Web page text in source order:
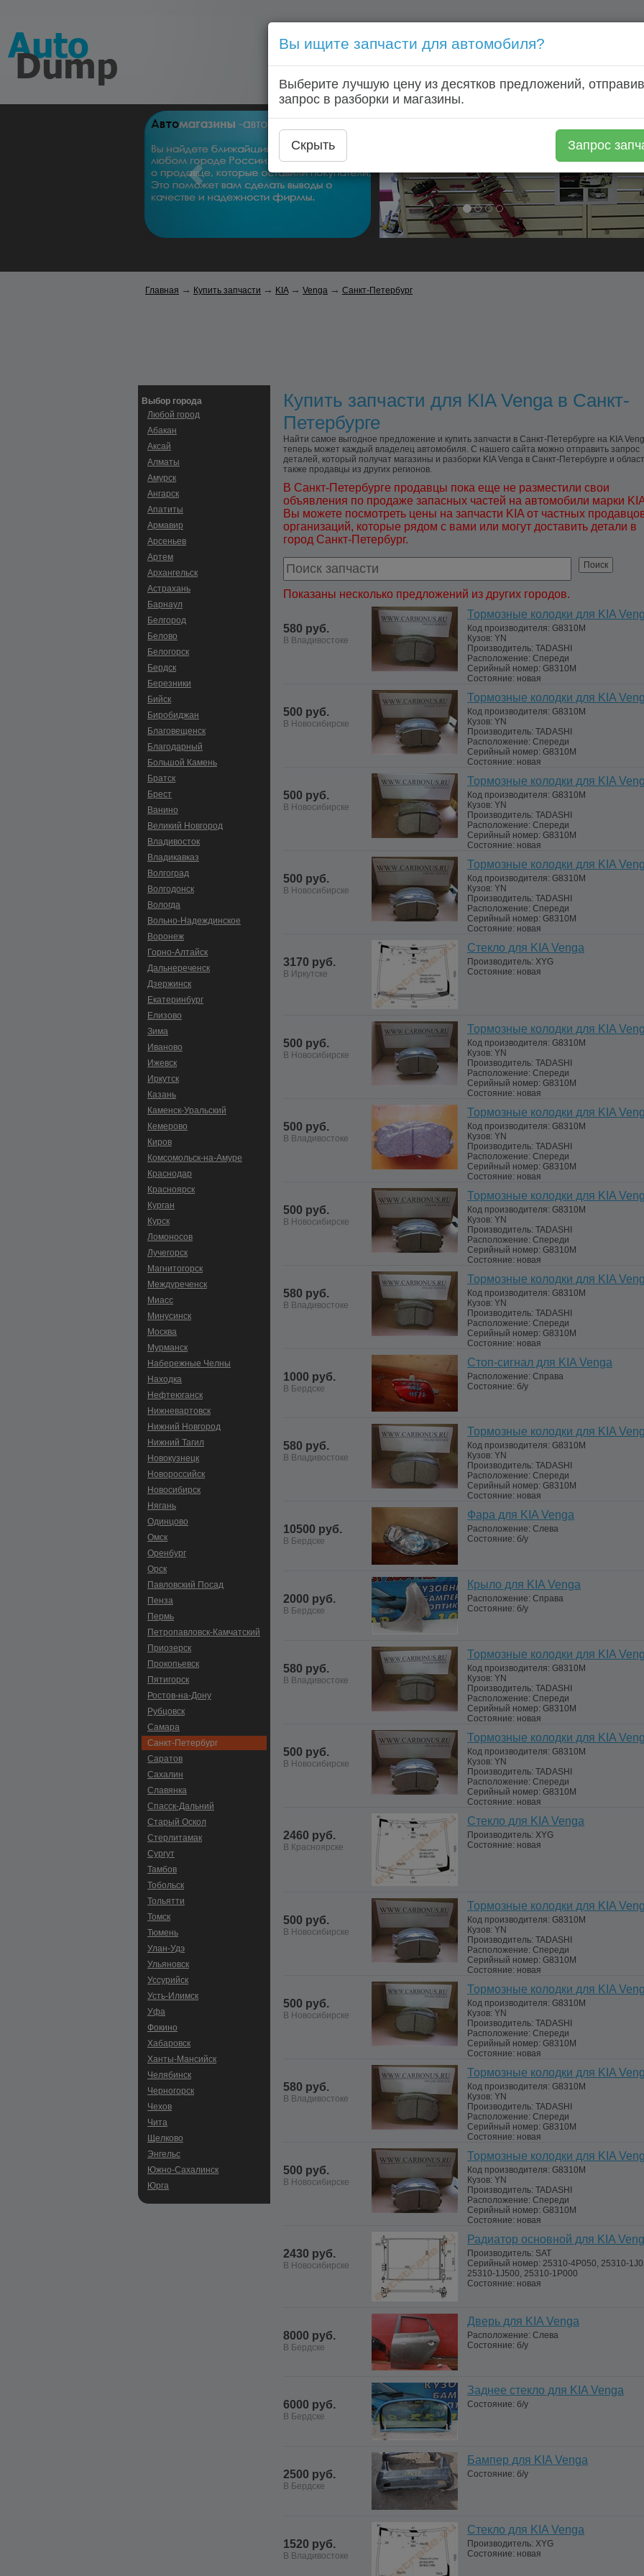
Голосовой запрос запчастей: +7 (920) 253 64 22
Главная Автозапчасти Автомагазины Авторазборки
Главная → Купить запчасти → KIA → Venga → Санкт-Петербург
Выбор города
Любой город
Абакан
Аксай
Алматы
Амурск
Ангарск
Апатиты
Армавир
Арсеньев
Артем
Архангельск
Астрахань
Барнаул
Белгород
Белово
Белогорск
Бердск
Березники
Бийск
Биробиджан
Благовещенск
Благодарный
Большой Камень
Братск
Брест
Ванино
Великий Новгород
Владивосток
Владикавказ
Волгоград
Волгодонск
Вологда
Вольно-Hадеждинское
Воронеж
Горно-Алтайск
Дальнереченск
Дзержинск
Екатеринбург
Елизово
Зима
Иваново
Ижевск
Иркутск
Казань
Каменск-Уральский
Кемерово
Киров
Комсомольск-на-Амуре
Краснодар
Красноярск
Курган
Курск
Ломоносов
Лучегорск
Магнитогорск
Междуреченск
Миасс
Минусинск
Москва
Мурманск
Набережные Челны
Находка
Нефтеюганск
Нижневартовск
Нижний Новгород
Нижний Тагил
Новокузнецк
Новороссийск
Новосибирск
Нягань
Одинцово
Омск
Оренбург
Орск
Павловский Посад
Пенза
Пермь
Петропавловск-Камчатский
Приозерск
Прокопьевск
Пятигорск
Ростов-на-Дону
Рубцовск
Самара
Санкт-Петербург
Саратов
Сахалин
Славянка
Спасск-Дальний
Старый Оскол
Стерлитамак
Сургут
Тамбов
Тобольск
Тольятти
Томск
Тюмень
Улан-Удэ
Ульяновск
Уссурийск
Усть-Илимск
Уфа
Фокино
Хабаровск
Ханты-Мансийск
Челябинск
Черногорск
Чехов
Чита
Щелково
Энгельс
Южно-Сахалинск
Юрга
Купить запчасти для KIA Venga в Санкт-
Петербурге
Найти самое выгодное предложение и купить запчасти в Санкт-Петербурге на KIA
теперь может каждый владелец автомобиля. С нашего сайта можно отправить запрос
деталей, который получат магазины и разборки KIA Venga в Санкт-Петербурге и
также продавцы из других регионов.
В Санкт-Петербурге продавцы пока еще не разместили свои
объявления по продаже запасных частей на автомобили марки
Вы можете посмотреть цены на запчасти KIA от частных
организаций, которые рядом с вами или могут доставить детали в
город Санкт-Петербург.
Показаны несколько предложений из других городов.
580 руб.
В Владивостоке
Тормозные колодки для KIA
Код производителя: G8310M
Кузов: YN
Производитель: TADASHI
Расположение: Спереди
Серийный номер: G8310M
Состояние: новая
500 руб.
В Новосибирске
Тормозные колодки для KIA
Код производителя: G8310M
Кузов: YN
Производитель: TADASHI
Расположение: Спереди
Серийный номер: G8310M
Состояние: новая
500 руб.
В Новосибирске
Тормозные колодки для KIA
Код производителя: G8310M
Кузов: YN
Производитель: TADASHI
Расположение: Спереди
Серийный номер: G8310M
Состояние: новая
500 руб.
В Новосибирске
Тормозные колодки для KIA
Код производителя: G8310M
Кузов: YN
Производитель: TADASHI
Расположение: Спереди
Серийный номер: G8310M
Состояние: новая
3170 руб.
В Иркутске
Стекло для KIA Venga
Производитель: XYG
Состояние: новая
500 руб.
В Новосибирске
Тормозные колодки для KIA
Код производителя: G8310M
Кузов: YN
Производитель: TADASHI
Расположение: Спереди
Серийный номер: G8310M
Состояние: новая
500 руб.
В Владивостоке
Тормозные колодки для KIA
Код производителя: G8310M
Кузов: YN
Производитель: TADASHI
Расположение: Спереди
Серийный номер: G8310M
Состояние: новая
500 руб.
В Новосибирске
Тормозные колодки для KIA
Код производителя: G8310M
Кузов: YN
Производитель: TADASHI
Расположение: Спереди
Серийный номер: G8310M
Состояние: новая
580 руб.
В Владивостоке
Тормозные колодки для KIA
Код производителя: G8310M
Кузов: YN
Производитель: TADASHI
Расположение: Спереди
Серийный номер: G8310M
Состояние: новая
1000 руб.
В Бердске
Стоп-сигнал для KIA Venga
Расположение: Справа
Состояние: б/у
580 руб.
В Владивостоке
Тормозные колодки для KIA
Код производителя: G8310M
Кузов: YN
Производитель: TADASHI
Расположение: Спереди
Серийный номер: G8310M
Состояние: новая
10500 руб.
В Бердске
Фара для KIA Venga
Расположение: Слева
Состояние: б/у
2000 руб.
В Бердске
Крыло для KIA Venga
Расположение: Справа
Состояние: б/у
580 руб.
В Владивостоке
Тормозные колодки для KIA
Код производителя: G8310M
Кузов: YN
Производитель: TADASHI
Расположение: Спереди
Серийный номер: G8310M
Состояние: новая
500 руб.
В Новосибирске
Тормозные колодки для KIA
Код производителя: G8310M
Кузов: YN
Производитель: TADASHI
Расположение: Спереди
Серийный номер: G8310M
Состояние: новая
2460 руб.
В Красноярске
Стекло для KIA Venga
Производитель: XYG
Состояние: новая
500 руб.
В Новосибирске
Тормозные колодки для KIA
Код производителя: G8310M
Кузов: YN
Производитель: TADASHI
Расположение: Спереди
Серийный номер: G8310M
Состояние: новая
500 руб.
В Новосибирске
Тормозные колодки для KIA
Код производителя: G8310M
Кузов: YN
Производитель: TADASHI
Расположение: Спереди
Серийный номер: G8310M
Состояние: новая
580 руб.
В Владивостоке
Тормозные колодки для KIA
Код производителя: G8310M
Кузов: YN
Производитель: TADASHI
Расположение: Спереди
Серийный номер: G8310M
Состояние: новая
500 руб.
В Новосибирске
Тормозные колодки для KIA
Код производителя: G8310M
Кузов: YN
Производитель: TADASHI
Расположение: Спереди
Серийный номер: G8310M
Состояние: новая
2430 руб.
В Новосибирске
Радиатор основной для KIA
Производитель: SAT
Серийный номер: 25310-4P050, 25310-
25310-1J500, 25310-1P000
Состояние: новая
8000 руб.
В Бердске
Дверь для KIA Venga
Расположение: Слева
Состояние: б/у
6000 руб.
В Бердске
Заднее стекло для KIA Venga
Состояние: б/у
2500 руб.
В Бердске
Бампер для KIA Venga
Состояние: б/у
1520 руб.
В Владивостоке
Стекло для KIA Venga
Производитель: XYG
Состояние: новая
Вы ищите запчасти для автомобиля?
Выберите лучшую цену из десятков предложений,
запрос в разборки и магазины.
Скрыть Запрос